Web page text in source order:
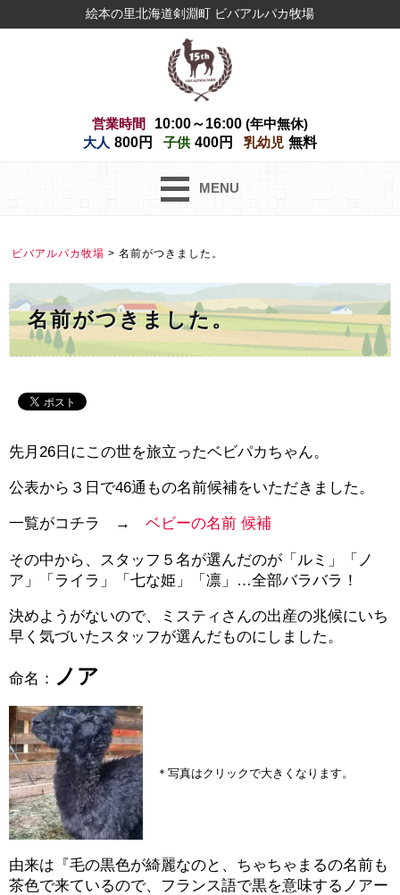
絵本の里北海道剣淵町 ビバアルパカ牧場
営業時間 10:00～16:00 (年中無休)
大人 800円 子供 400円 乳幼児 無料
MENU
ビバアルパカ牧場 > 名前がつきました。
名前がつきました。
先月26日にこの世を旅立ったベビパカちゃん。
公表から３日で46通もの名前候補をいただきました。
一覧がコチラ → ベビーの名前 候補
その中から、スタッフ５名が選んだのが「ルミ」「ノ
ア」「ライラ」「七な姫」「凛」…全部バラバラ！
決めようがないので、ミスティさんの出産の兆候にいち
早く気づいたスタッフが選んだものにしました。
命名： ノア
＊写真はクリックで大きくなります。
由来は『毛の黒色が綺麗なのと、ちゃちゃまるの名前も
茶色で来ているので、フランス語で黒を意味するノアー